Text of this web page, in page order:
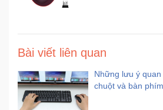
Bài viết liên quan
Những lưu ý
chuột và bàn